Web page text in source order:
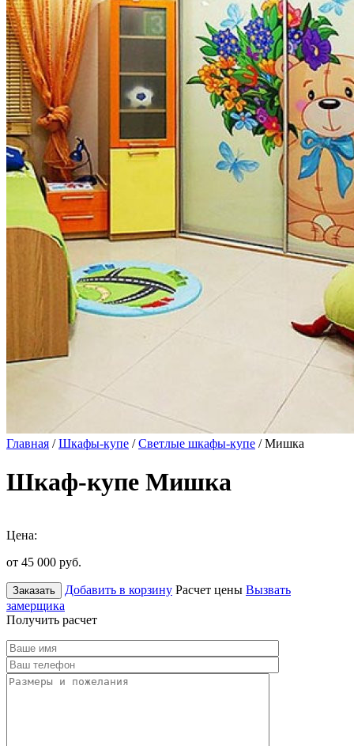
Главная /Шкафы-купе /Светлые шкафы-купе / Мишка
Шкаф-купе Мишка
Цена:
от 45 000 руб.
Заказать Добавить в корзину Расчет цены Вызвать
замерщика
Получить расчет